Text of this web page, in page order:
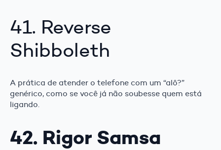
41. Reverse
Shibboleth
A prática de atender o telefone com um “alô?”
genérico, como se você já não soubesse quem está
ligando.
42. Rigor Samsa